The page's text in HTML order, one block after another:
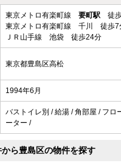
東京メトロ有楽町線 要町駅 徒
東京メトロ有楽町線 千川 徒歩7
ＪＲ山手線 池袋 徒歩24分
東京都豊島区高松
1994年6月
バストイレ別 / 給湯 / 角部屋 / フロ
ーター /
ら豊島区の物件を探す